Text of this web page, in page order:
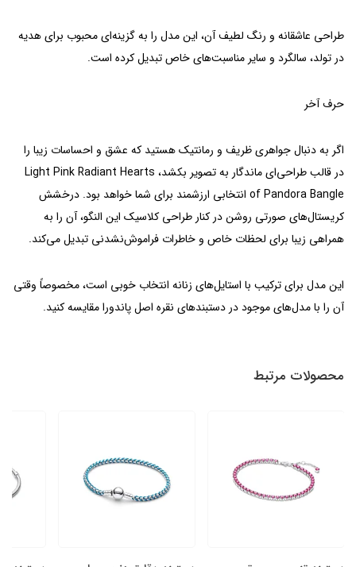
طراحی عاشقانه و رنگ لطیف آن، این مدل را به گزینه‌ای محبوب برای هدیه
در تولد، سالگرد و سایر مناسبت‌های خاص تبدیل کرده است.
حرف آخر
اگر به دنبال جواهری ظریف و رمانتیک هستید که عشق و احساسات زیبا را
در قالب طراحی‌ای ماندگار به تصویر بکشد، Light Pink Radiant Hearts
of Pandora Bangle انتخابی ارزشمند برای شما خواهد بود. درخشش
کریستال‌های صورتی روشن در کنار طراحی کلاسیک این النگو، آن را به
همراهی زیبا برای لحظات خاص و خاطرات فراموش‌نشدنی تبدیل می‌کند.
این مدل برای ترکیب با استایل‌های زنانه انتخاب خوبی است، مخصوصاً وقتی
آن را با مدل‌های موجود در دستبندهای نقره اصل پاندورامقایسه کنید.
محصولات مرتبط